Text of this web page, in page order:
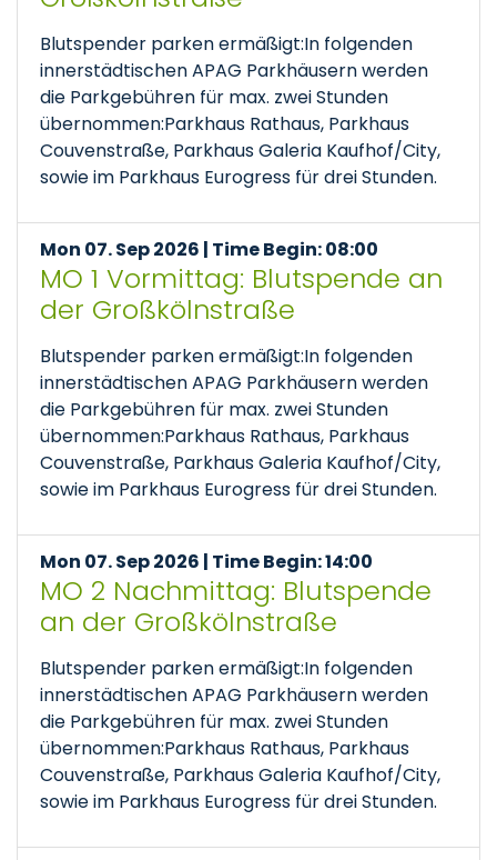
Blutspender parken ermäßigt:In folgenden
innerstädtischen APAG Parkhäusern werden
die Parkgebühren für max. zwei Stunden
übernommen:Parkhaus Rathaus, Parkhaus
Couvenstraße, Parkhaus Galeria Kaufhof/City,
sowie im Parkhaus Eurogress für drei Stunden.
Mon 07. Sep 2026 | Time Begin: 08:00
MO 1 Vormittag: Blutspende an
der Großkölnstraße
Blutspender parken ermäßigt:In folgenden
innerstädtischen APAG Parkhäusern werden
die Parkgebühren für max. zwei Stunden
übernommen:Parkhaus Rathaus, Parkhaus
Couvenstraße, Parkhaus Galeria Kaufhof/City,
sowie im Parkhaus Eurogress für drei Stunden.
Mon 07. Sep 2026 | Time Begin: 14:00
MO 2 Nachmittag: Blutspende
an der Großkölnstraße
Blutspender parken ermäßigt:In folgenden
innerstädtischen APAG Parkhäusern werden
die Parkgebühren für max. zwei Stunden
übernommen:Parkhaus Rathaus, Parkhaus
Couvenstraße, Parkhaus Galeria Kaufhof/City,
sowie im Parkhaus Eurogress für drei Stunden.